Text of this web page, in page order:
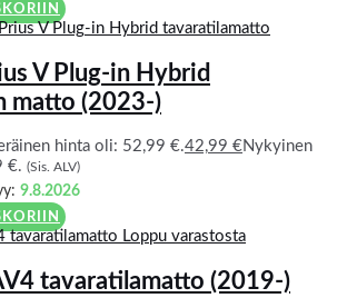
V Plug-in Hybrid
matto (2023-)
hinta oli: 52,99 €.42,99 €Nykyinen
€. (Sis. ALV)
9.8.2026
Loppu varastosta
tavaratilamatto (2019-)